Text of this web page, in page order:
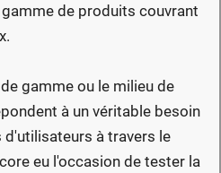
de produits couvrant
gamme ou le milieu de
à un véritable besoin
à travers le
eu l'occasion de tester la